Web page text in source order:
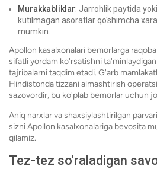
Murakkabliklar: Jarrohlik paytida
kutilmagan asoratlar qo'shimcha
mumkin.
Apollon kasalxonalari bemorlarga
sifatli yordam ko'rsatishni
tajribalarni taqdim etadi. G'arb
Hindistonda tizzani almashtirish
sazovordir, bu ko'plab bemorlar uchun
Aniq narxlar va shaxsiylashtirilgan
sizni Apollon kasalxonalariga bevosita
qilamiz.
Tez-tez so'raladigan